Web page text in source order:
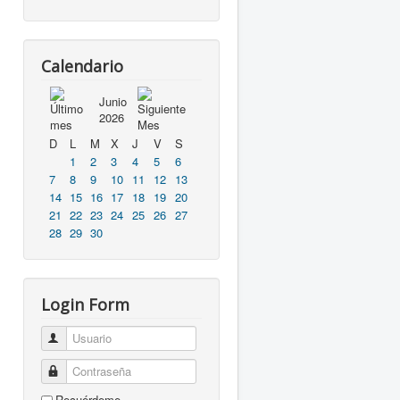
Calendario
Junio
2026
D
L M X J V
S
1
2 3 4 5
6
7
8 9 10 11 12
13
14 15 16 17 18 19 20
21 22 23 24 25 26 27
28 29 30
Login Form
Usuario
Contraseña